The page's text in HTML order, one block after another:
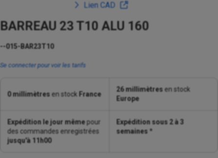
Lien CAD
BARREAU 23 T10 ALU 160
--015-BAR23T10
Se connecter pour voir les tarifs
0 millimètresen stock France
26 millimètresen stock
Europe
Expédition le jour mêmepour
des commandes enregistrées
jusqu'à 11h00
Expédition sous 2 à 3
semaines *